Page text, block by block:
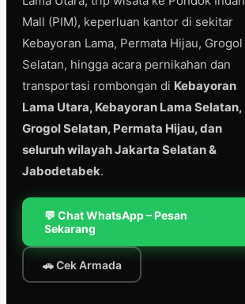
Mall (PIM), keperluan kantor di sekitar
Kebayoran Lama, Permata Hijau, Grogol
Selatan, hingga acara pernikahan dan
transportasi rombongan di Kebayoran
Lama Utara, Kebayoran Lama Selatan,
Grogol Selatan, Permata Hijau, dan
seluruh wilayah Jakarta Selatan &
Jabodetabek.
💬 Chat WhatsApp – Pesan
Sekarang
🚗 Cek Armada